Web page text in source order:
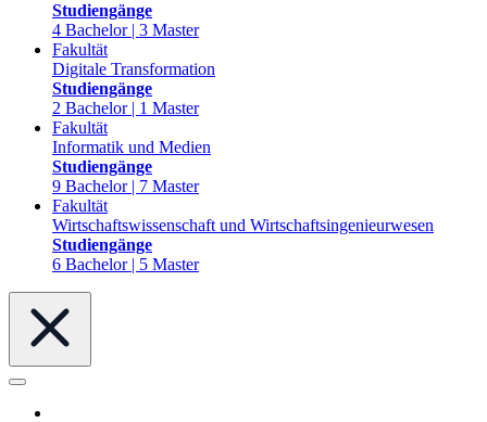
Studiengänge
4 Bachelor | 3 Master
Fakultät
Digitale Transformation
Studiengänge
2 Bachelor | 1 Master
Fakultät
Informatik und Medien
Studiengänge
9 Bachelor | 7 Master
Fakultät
Wirtschaftswissenschaft und Wirtschaftsingenieurwesen
Studiengänge
6 Bachelor | 5 Master